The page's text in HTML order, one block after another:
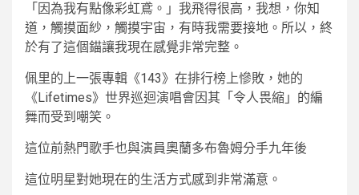
「因為我有點像彩虹鳶。」我飛得很高，我想，你知
道，觸摸面紗，觸摸宇宙，有時我需要接地。所以，終
於有了這個錨讓我現在感覺非常完整。
佩里的上一張專輯《143》在排行榜上慘敗，她的
《Lifetimes》世界巡迴演唱會因其「令人畏縮」的編
舞而受到嘲笑。
這位前熱門歌手也與演員奧蘭多布魯姆分手九年後
這位明星對她現在的生活方式感到非常滿意。